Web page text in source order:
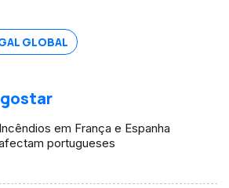
GLOBAL
Incêndios em França e Espanha
portugueses